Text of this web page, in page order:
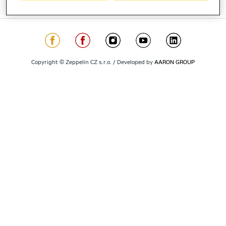
Copyright © Zeppelin CZ s.r.o. / Developed by AARON GROUP